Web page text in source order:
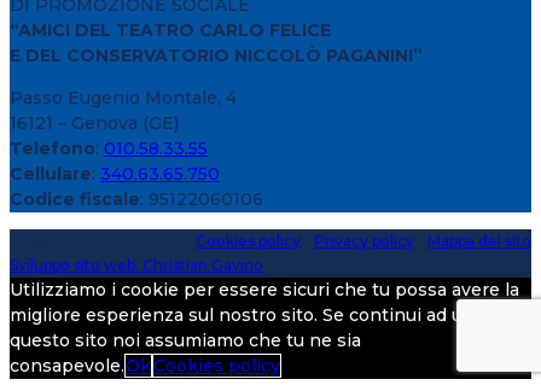
DI PROMOZIONE SOCIALE
“AMICI DEL TEATRO CARLO FELICE
E DEL CONSERVATORIO NICCOLÒ PAGANINI”
Passo Eugenio Montale, 4
16121 – Genova (GE)
Telefono: 010.58.33.55
Cellulare: 340.63.65.750
Codice fiscale: 95122060106
Cookies policy Privacy policy
Mappa del sito
Sviluppo sito web: Christian Gavino
Utilizziamo i cookie per essere sicuri che tu possa avere la
migliore esperienza sul nostro sito. Se continui ad utilizzare
questo sito noi assumiamo che tu ne sia
consapevole.OkCookies policy